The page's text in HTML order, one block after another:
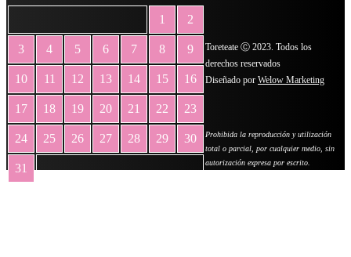
1 2
3 4 5 6 7 8 9
10 11 12 13 14 15 16
17 18 19 20 21 22 23
24 25 26 27 28 29 30
31
Toreteate Ⓒ 2023. Todos los
derechos reservados
Diseñado por Welow Marketing
Prohibida la reproducción y utilización
total o parcial, por cualquier medio, sin
autorización expresa por escrito.